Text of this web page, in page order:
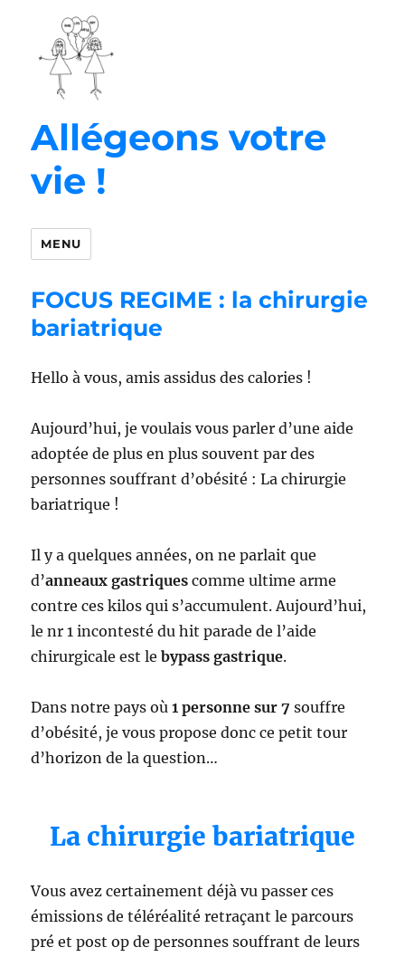
Allégeons votre
vie !
MENU
FOCUS REGIME : la chirurgie
bariatrique
Hello à vous, amis assidus des calories !
Aujourd’hui, je voulais vous parler d’une aide
adoptée de plus en plus souvent par des
personnes souffrant d’obésité : La chirurgie
bariatrique !
Il y a quelques années, on ne parlait que
d’anneaux gastriques comme ultime arme
contre ces kilos qui s’accumulent. Aujourd’hui,
le nr 1 incontesté du hit parade de l’aide
chirurgicale est lebypass gastrique.
Dans notre pays où1 personne sur 7 souffre
d’obésité, je vous propose donc ce petit tour
d’horizon de la question…
La chirurgie bariatrique
Vous avez certainement déjà vu passer ces
émissions de téléréalité retraçant le parcours
pré et post op de personnes souffrant de leurs